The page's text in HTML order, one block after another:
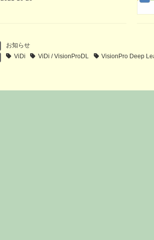
お知らせ
ViDi ViDi / VisionProDL VisionPro Deep